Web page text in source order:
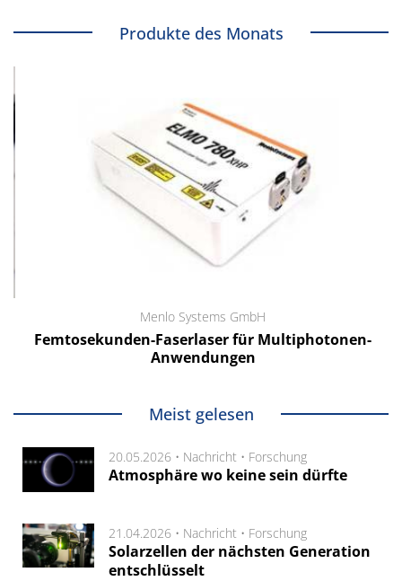
Produkte des Monats
Menlo Systems GmbH
Femtosekunden-Faserlaser für Multiphotonen-
Anwendungen
Meist gelesen
20.05.2026 • Nachricht • Forschung
Atmosphäre wo keine sein dürfte
21.04.2026 • Nachricht • Forschung
Solarzellen der nächsten Generation
entschlüsselt